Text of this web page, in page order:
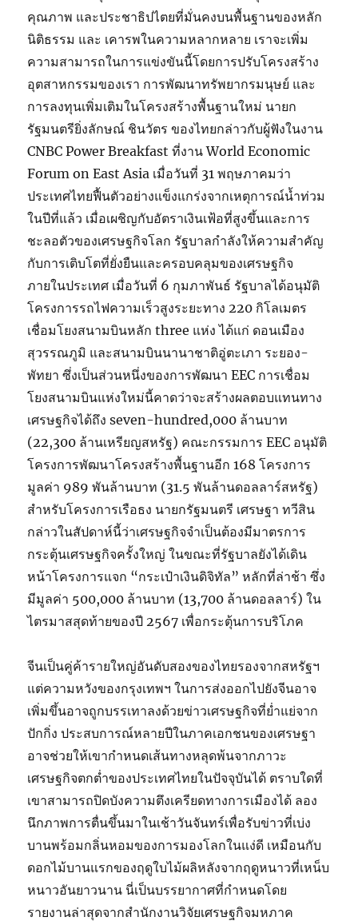
คุณภาพ และประชาธิปไตยที่มั่นคงบนพื้นฐานของหลัก
นิติธรรม และ เคารพในความหลากหลาย เราจะเพิ่ม
ความสามารถในการแข่งขันนี้โดยการปรับโครงสร้าง
อุตสาหกรรมของเรา การพัฒนาทรัพยากรมนุษย์ และ
การลงทุนเพิ่มเติมในโครงสร้างพื้นฐานใหม่ นายก
รัฐมนตรียิ่งลักษณ์ ชินวัตร ของไทยกล่าวกับผู้ฟังในงาน
CNBC Power Breakfast ที่งาน World Economic
Forum on East Asia เมื่อวันที่ 31 พฤษภาคมว่า
ประเทศไทยฟื้นตัวอย่างแข็งแกร่งจากเหตุการณ์น้ำท่วม
ในปีที่แล้ว เมื่อเผชิญกับอัตราเงินเฟ้อที่สูงขึ้นและการ
ชะลอตัวของเศรษฐกิจโลก รัฐบาลกำลังให้ความสำคัญ
กับการเติบโตที่ยั่งยืนและครอบคลุมของเศรษฐกิจ
ภายในประเทศ เมื่อวันที่ 6 กุมภาพันธ์ รัฐบาลได้อนุมัติ
โครงการรถไฟความเร็วสูงระยะทาง 220 กิโลเมตร
เชื่อมโยงสนามบินหลัก three แห่ง ได้แก่ ดอนเมือง
สุวรรณภูมิ และสนามบินนานาชาติอู่ตะเภา ระยอง-
พัทยา ซึ่งเป็นส่วนหนึ่งของการพัฒนา EEC การเชื่อม
โยงสนามบินแห่งใหม่นี้คาดว่าจะสร้างผลตอบแทนทาง
เศรษฐกิจได้ถึง seven-hundred,000 ล้านบาท
(22,300 ล้านเหรียญสหรัฐ) คณะกรรมการ EEC อนุมัติ
โครงการพัฒนาโครงสร้างพื้นฐานอีก 168 โครงการ
มูลค่า 989 พันล้านบาท (31.5 พันล้านดอลลาร์สหรัฐ)
สำหรับโครงการเรือธง นายกรัฐมนตรี เศรษฐา ทวีสิน
กล่าวในสัปดาห์นี้ว่าเศรษฐกิจจำเป็นต้องมีมาตรการ
กระตุ้นเศรษฐกิจครั้งใหญ่ ในขณะที่รัฐบาลยังได้เดิน
หน้าโครงการแจก “กระเป๋าเงินดิจิทัล” หลักที่ล่าช้า ซึ่ง
มีมูลค่า 500,000 ล้านบาท (13,700 ล้านดอลลาร์) ใน
ไตรมาสสุดท้ายของปี 2567 เพื่อกระตุ้นการบริโภค
จีนเป็นคู่ค้ารายใหญ่อันดับสองของไทยรองจากสหรัฐฯ
แต่ความหวังของกรุงเทพฯ ในการส่งออกไปยังจีนอาจ
เพิ่มขึ้นอาจถูกบรรเทาลงด้วยข่าวเศรษฐกิจที่ย่ำแย่จาก
ปักกิ่ง ประสบการณ์หลายปีในภาคเอกชนของเศรษฐา
อาจช่วยให้เขากำหนดเส้นทางหลุดพ้นจากภาวะ
เศรษฐกิจตกต่ำของประเทศไทยในปัจจุบันได้ ตราบใดที่
เขาสามารถปิดบังความตึงเครียดทางการเมืองได้ ลอง
นึกภาพการตื่นขึ้นมาในเช้าวันจันทร์เพื่อรับข่าวที่เบ่ง
บานพร้อมกลิ่นหอมของการมองโลกในแง่ดี เหมือนกับ
ดอกไม้บานแรกของฤดูใบไม้ผลิหลังจากฤดูหนาวที่เหน็บ
หนาวอันยาวนาน นี่เป็นบรรยากาศที่กำหนดโดย
รายงานล่าสุดจากสำนักงานวิจัยเศรษฐกิจมหภาค